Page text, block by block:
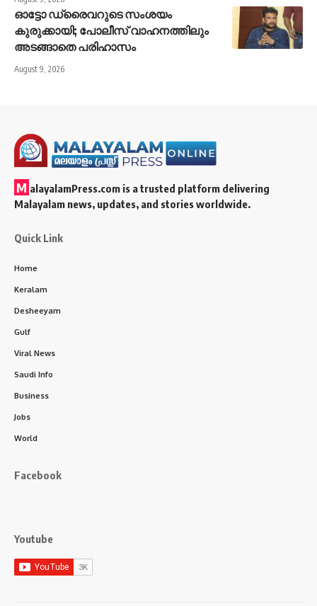
ഓട്ടോ ഡ്രൈവറുടെ സംശയം
കുരുക്കായി; പോലീസ് വാഹനത്തിലും
അടങ്ങാതെ പരിഹാസം
August 9, 2026
M alayalamPress.com is a trusted platform delivering
Malayalam news, updates, and stories worldwide.
Quick Link
Home
Keralam
Desheeyam
Gulf
Viral News
Saudi Info
Business
Jobs
World
Facebook
Youtube